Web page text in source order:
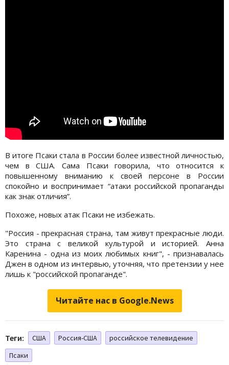
В итоге Псаки стала в России более известной личностью,
чем в США. Сама Псаки говорила, что относится к
повышенному вниманию к своей персоне в России
спокойно и воспринимает “атаки российской пропаганды
как знак отличия”.
Похоже, новых атак Псаки не избежать.
"Россия - прекрасная страна, там живут прекрасные люди.
Это страна с великой культурой и историей. Анна
Каренина - одна из моих любимых книг", - признавалась
Джен в одном из интервью, уточняя, что претензии у нее
лишь к "российской пропаганде".
Читайте нас в Google.News
Теги: США Россия-США
российское телевидение
Псаки